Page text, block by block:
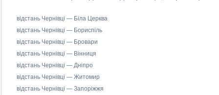
відстань Чернівці — Біла Церква
відстань Чернівці — Бориспіль
відстань Чернівці — Бровари
відстань Чернівці — Вінниця
відстань Чернівці — Дніпро
відстань Чернівці — Житомир
відстань Чернівці — Запоріжжя